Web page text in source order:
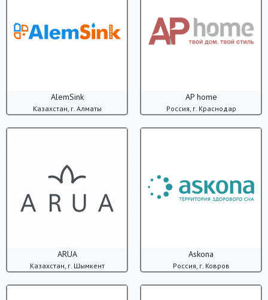
AlemSink
Казахстан, г. Алматы
AP home
Россия, г. Краснодар
ARUA
Казахстан, г. Шымкент
Askona
Россия, г. Ковров